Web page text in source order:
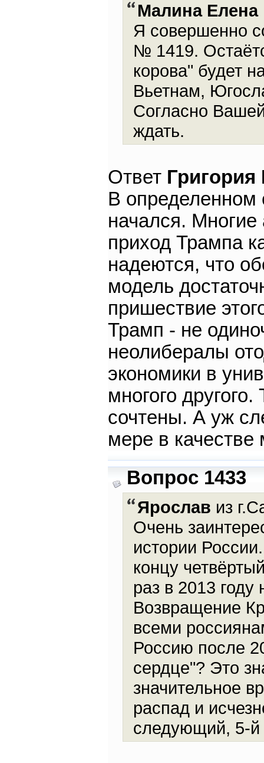
Малина Елена
Я совершенно
№ 1419.
корова" будет
Вьетнам,
Согласно
ждать.
Ответ
В определенном
начался.
приход Трампа
надеются, что
модель
пришествие
Трамп - не
неолибералы
экономики в
многого
сочтены. А уж
мере в
Вопрос 1433
Ярослав из
Очень
истории
концу
раз в 2013
Возвращение
всеми
Россию после
сердце"? Это
значительное
распад и
следующий, 5-й